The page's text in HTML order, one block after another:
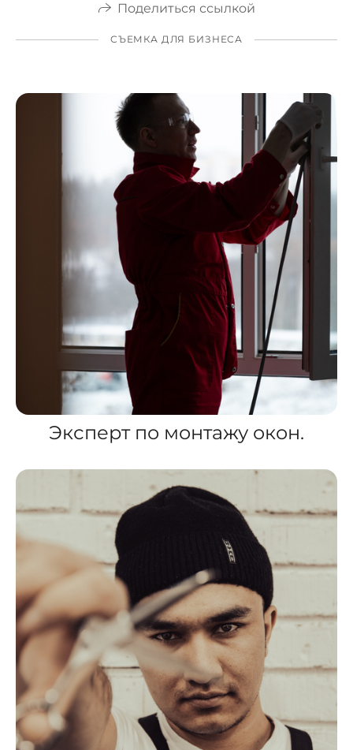
Поделиться ссылкой
СЪЕМКА ДЛЯ БИЗНЕСА
Эксперт по монтажу окон.